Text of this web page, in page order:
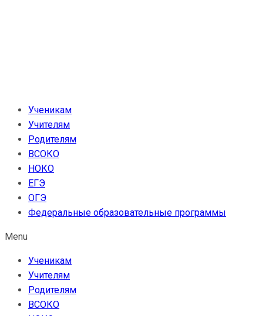
Ученикам
Учителям
Родителям
ВСОКО
НОКО
ЕГЭ
ОГЭ
Федеральные образовательные программы
Menu
Ученикам
Учителям
Родителям
ВСОКО